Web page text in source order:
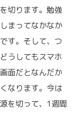
切ります。勉強
まってなかなか
す。そして、つ
うしてもスマホ
面だとなんだか
なります。今は
を切って、1週間